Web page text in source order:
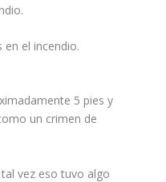
el incendio.
5 pies y
un crimen de
vez eso tuvo algo